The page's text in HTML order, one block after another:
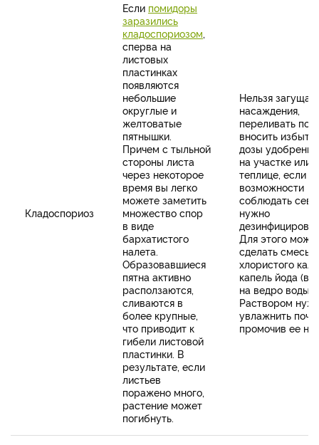
Кладоспориоз
Если помидоры
заразились
кладоспориозом,
сперва на
листовых
пластинках
появляются
небольшие
округлые и
желтоватые
пятнышки.
Причем с тыльной
стороны листа
через некоторое
время вы легко
можете заметить
множество спор
в виде
бархатистого
налета.
Образовавшиеся
пятна активно
расползаются,
сливаются в
более крупные,
что приводит к
гибели листовой
пластинки. В
результате, если
листьев
поражено много,
растение может
погибнуть.
Нельзя
насаждения,
переливать
вносить
дозы
на участке или в
теплице, если
возможности
соблюдать
нужно
Для этого
сделать смесь
хлористого
капель йода
на ведро воды).
Раствором
увлажнить
промочив ее на